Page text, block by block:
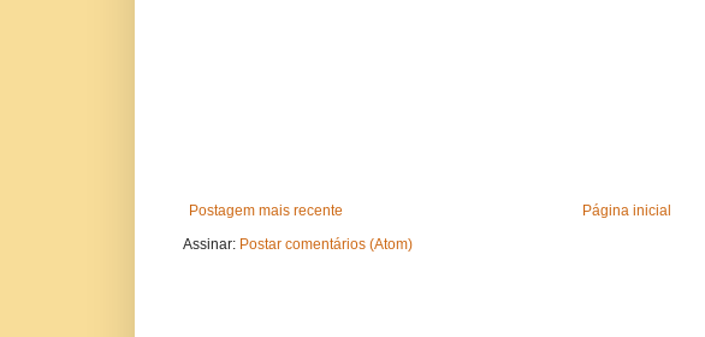
Postagem mais recente
Página inicial
Assinar: Postar comentários (Atom)